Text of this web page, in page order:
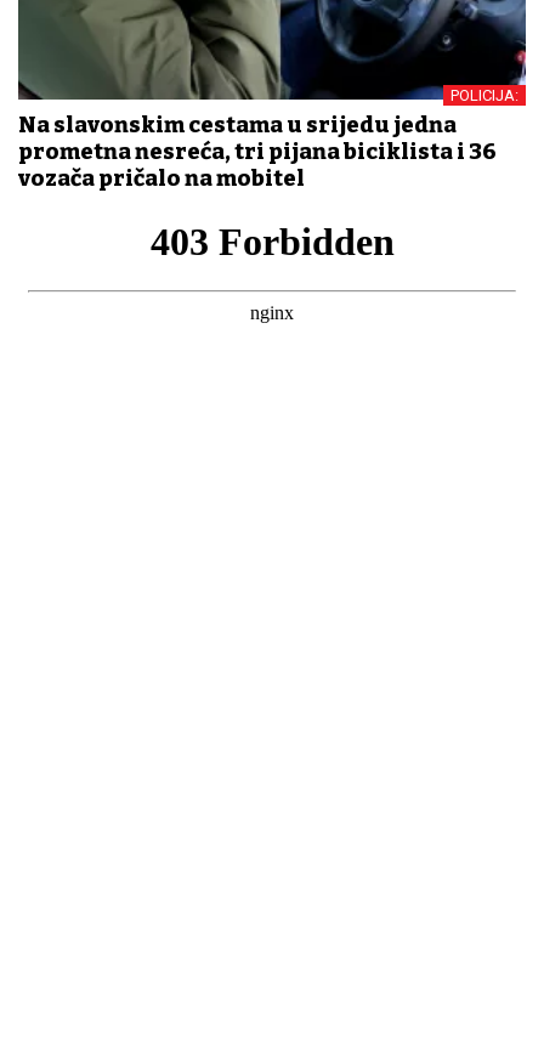
POLICIJA:
Na slavonskim cestama u srijedu jedna
prometna nesreća, tri pijana biciklista i 36
vozača pričalo na mobitel